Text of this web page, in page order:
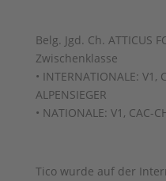
Belg. Jgd. Ch. ATTICUS
Zwischenklasse
• INTERNATIONALE: V1,
ALPENSIEGER
• NATIONALE: V1, CAC-
Tico wurde auf der